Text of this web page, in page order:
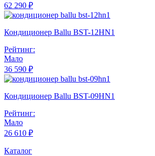
62 290 ₽
Кондиционер Ballu BST-12HN1
Рейтинг:
Мало
36 590 ₽
Кондиционер Ballu BST-09HN1
Рейтинг:
Мало
26 610 ₽
Каталог